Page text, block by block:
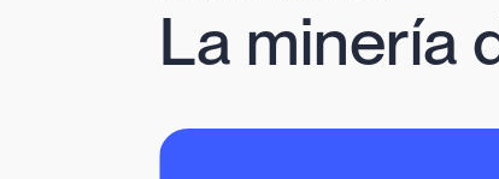
La minería